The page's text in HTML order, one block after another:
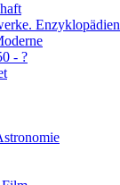
Enzyklopädien
- ?